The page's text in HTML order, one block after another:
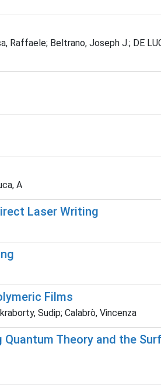
Raffaele; Beltrano, Joseph J.; DE
A
Laser Writing
Films
Sudip; Calabrò, Vincenza
Theory and the